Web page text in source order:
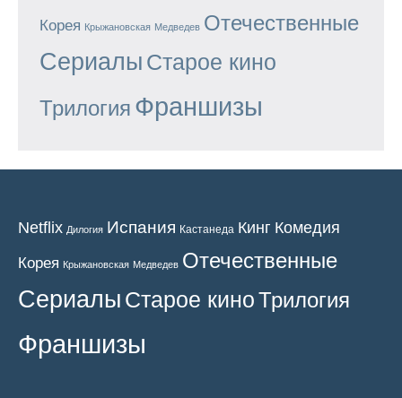
Корея Крыжановская Медведев Отечественные
Сериалы Старое кино
Трилогия Франшизы
Netflix Дилогия Испания Кастанеда Кинг Комедия
Корея Крыжановская Медведев Отечественные
Сериалы Старое киноТрилогия
Франшизы